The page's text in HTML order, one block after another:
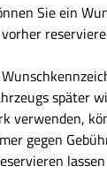
Sie ein
rzeugs später
verwenden,
gegen